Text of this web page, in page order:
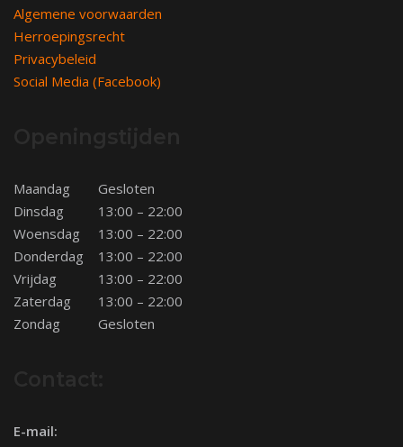
Algemene voorwaarden
Herroepingsrecht
Privacybeleid
Social Media (Facebook)
Maandag
Gesloten
Dinsdag
13:00 – 22:00
Woensdag
13:00 – 22:00
Donderdag
13:00 – 22:00
Vrijdag
13:00 – 22:00
Zaterdag
13:00 – 22:00
Zondag
Gesloten
E-mail: